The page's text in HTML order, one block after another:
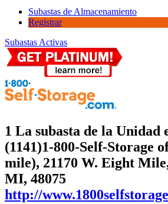
Subastas de Almacenamiento
Registrar
Subastas Activas
1 La subasta de la Unidad
(1141)1-800-Self-Storage
mile), 21170 W. Eight
MI, 48075
http://